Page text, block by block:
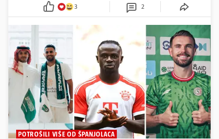
3 2
POTROŠILI VIŠE OD ŠPANJOLACA